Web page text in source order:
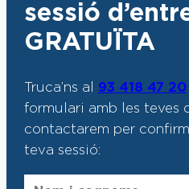
sessió
GRATUÏTA
Truca’ns al 93 418 47 20
formulari amb les teves
contactarem per
teva sessió: